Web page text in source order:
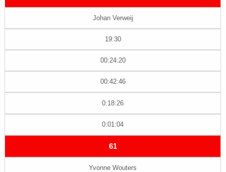
Johan Verweij
19:30
00:24:20
00:42:46
0:18:26
0:01:04
61
Yvonne Wouters